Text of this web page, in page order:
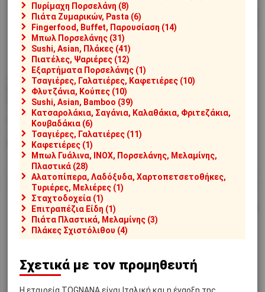
€4,65
[#47684] NISVICH41
Μπωλ σόγιας, μπαχαρικών ή
τσουκεμόνο πορσελάνης,
φ7.7xΥ2.3cm, κρεμ, made in
Japan
Διαθέσιμο
Αποστολή σε 1-2 ημέρες
€4,65
πορσελάνης, φ7.7xΥ2.3cm,
μαύρο, made in Japan
Πυρίμαχη Πορσελάνη (8)
Πιάτα Ζυμαρικών, Pasta (6)
Fingerfood, Buffet, Παρουσίαση (14)
Μπωλ Πορσελάνης (31)
Sushi, Asian, Πλάκες (41)
Πιατέλες, Ψαριέρες (12)
Εξαρτήματα Πορσελάνης (1)
Τσαγιέρες, Γαλατιέρες, Καφετιέρες (10)
Φλυτζάνια, Κούπες (10)
Sushi, Asian, Bamboo (39)
Κατσαρολάκια, Σαγάνια, Καλαθάκια, Φριτεζάκια,
Κουβαδάκια (6)
Τσαγιέρες, Γαλατιέρες (11)
Καφετιέρες (1)
Μπωλ Γυάλινα, INOX, Πορσελάνης, Μελαμίνης,
Πλαστικά (28)
Αλατοπίπερα, Λαδόξυδα, Χαρτοπετσετοθήκες,
Τυριέρες, Μελιέρες (1)
Σταχτοδοχεία (1)
Επιτραπέζια Είδη (1)
Πιάτα Πλαστικά, Μελαμίνης (3)
Πλάκες Σχιστόλιθου (4)
Σχετικά με τον προμηθευτή